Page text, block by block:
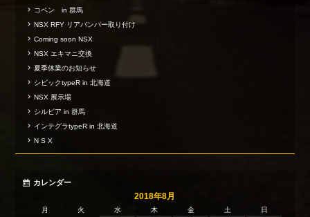
コペン in 群馬
NSX RFY リアバンパー取り付け
Coming soon NSX
NSX エキマニ交換
夏季休業のお知らせ
シビックtypeR in 北海道
NSX 展示場
シルビア in 群馬
インテグラtypeR in 北海道
N S X
カレンダー
2018年8月
月 火 水 木 金 土 日